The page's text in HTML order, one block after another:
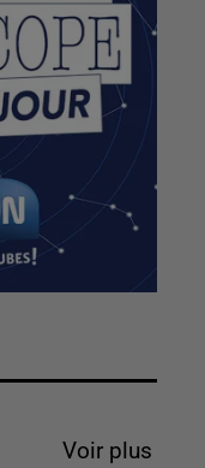
Voir plus